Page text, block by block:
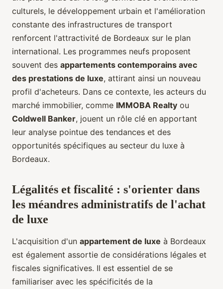
culturels, le développement urbain et l'amélioration
constante des infrastructures de transport
renforcent l'attractivité de Bordeaux sur le plan
international. Les programmes neufs proposent
souvent des appartements contemporains avec
des prestations de luxe, attirant ainsi un nouveau
profil d'acheteurs. Dans ce contexte, les acteurs du
marché immobilier, comme IMMOBA Realty ou
Coldwell Banker, jouent un rôle clé en apportant
leur analyse pointue des tendances et des
opportunités spécifiques au secteur du luxe à
Bordeaux.
Légalités et fiscalité : s'orienter dans
les méandres administratifs de l'achat
de luxe
L'acquisition d'un appartement de luxe à Bordeaux
est également assortie de considérations légales et
fiscales significatives. Il est essentiel de se
familiariser avec les spécificités de la